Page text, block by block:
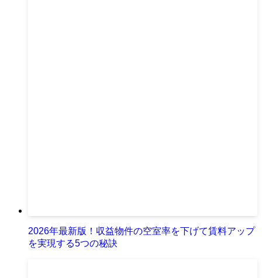
2026年最新版！収益物件の空室率を下げて賃料アップ
を実現する5つの秘訣